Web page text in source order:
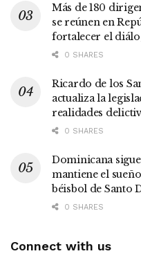
Más de 180
se reúnen en
fortalecer el
0 SHARES
Ricardo de los
actualiza la
realidades
0 SHARES
Dominicana
mantiene el
béisbol de Santo
0 SHARES
Connect with us